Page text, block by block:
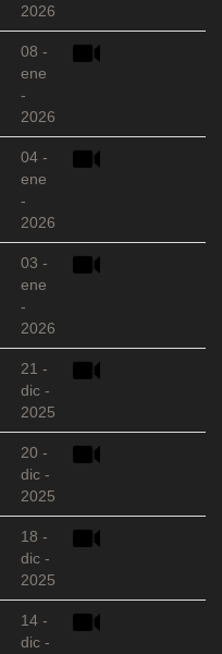
2026
08 -
ene
-
2026
04 -
ene
-
2026
03 -
ene
-
2026
21 -
dic -
2025
20 -
dic -
2025
18 -
dic -
2025
14 -
dic -